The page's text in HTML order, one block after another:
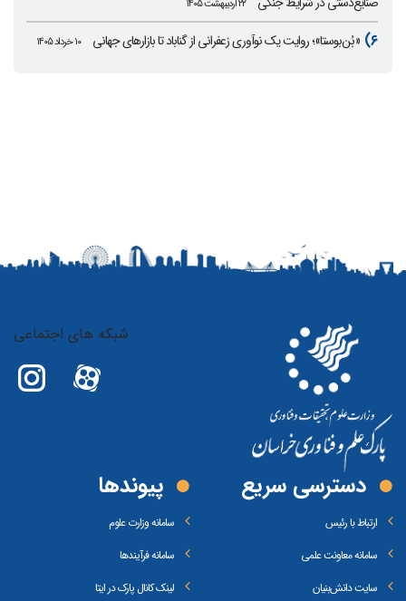
۲۲ اردیبهشت ۱۴۰۵
۶) «بُن‌بوستا»؛ روایت یک نوآوری زعفرانی از گناباد تا بازارهای جهانی ۱۰ خرداد ۱۴۰۵
شبکه های اجتماعی
دسترسی سریع
ارتباط با رئیس
سامانه معاونت علمی
سایت دانش‌بنیان
پیوند‌ها
سامانه وزارت علوم
سامانه فرآیندها
لینک کانال پارک در ایتا